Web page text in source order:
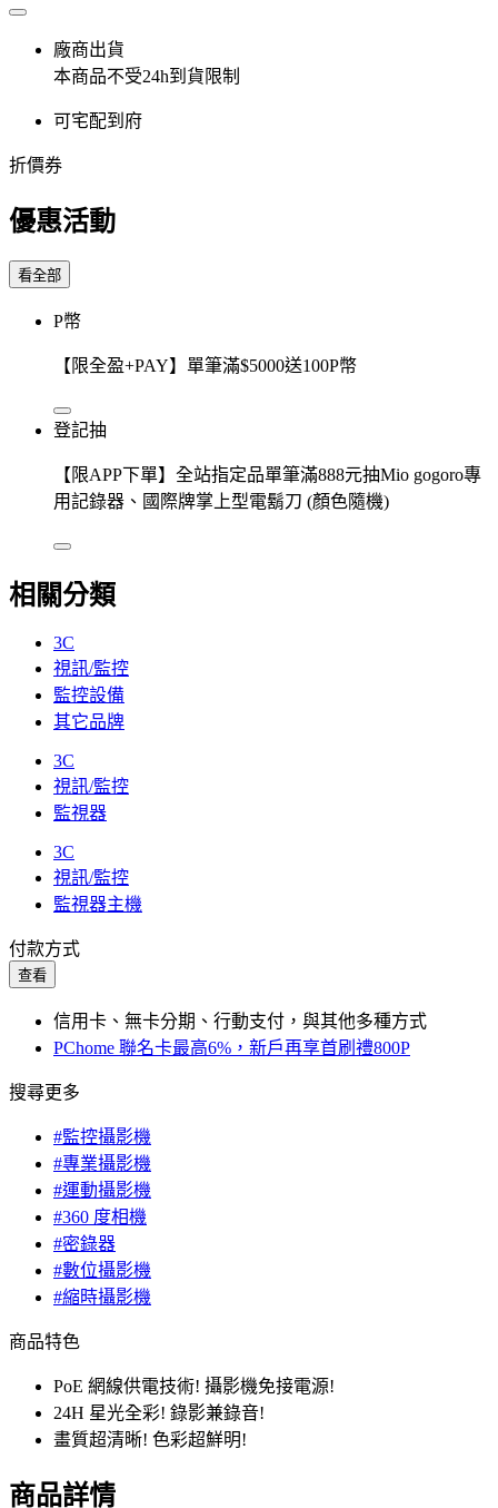
廠商出貨
本商品不受24h到貨限制
可宅配到府
折價券
優惠活動
看全部
P幣
【限全盈+PAY】單筆滿$5000送100P幣
登記抽
【限APP下單】全站指定品單筆滿888元抽Mio gogoro專
用記錄器、國際牌掌上型電鬍刀 (顏色隨機)
相關分類
3C
視訊/監控
監控設備
其它品牌
3C
視訊/監控
監視器
3C
視訊/監控
監視器主機
付款方式
查看
信用卡、無卡分期、行動支付，與其他多種方式
PChome 聯名卡最高6%，新戶再享首刷禮800P
搜尋更多
#監控攝影機
#專業攝影機
#運動攝影機
#360 度相機
#密錄器
#數位攝影機
#縮時攝影機
商品特色
PoE 網線供電技術! 攝影機免接電源!
24H 星光全彩! 錄影兼錄音!
畫質超清晰! 色彩超鮮明!
商品詳情